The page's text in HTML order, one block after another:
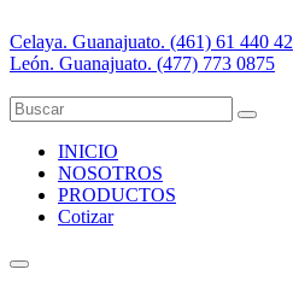
Celaya. Guanajuato. (461) 61 440 42
León. Guanajuato. (477) 773 0875
INICIO
NOSOTROS
PRODUCTOS
Cotizar